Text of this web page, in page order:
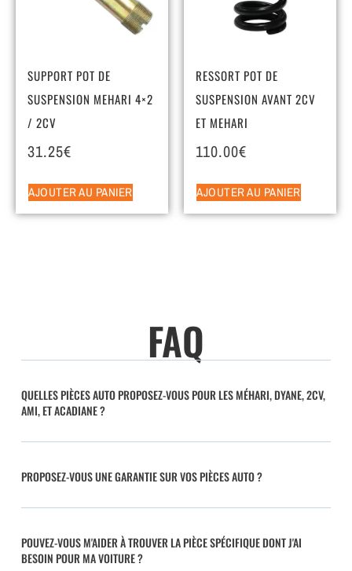
SUPPORT POT DE
SUSPENSION MEHARI 4×2
/ 2CV
31.25€
AJOUTER AU PANIER
RESSORT POT DE
SUSPENSION AVANT 2CV
ET MEHARI
110.00€
AJOUTER AU PANIER
FAQ
QUELLES PIÈCES AUTO PROPOSEZ-VOUS POUR LES MÉHARI, DYANE, 2CV,
AMI, ET ACADIANE ?
PROPOSEZ-VOUS UNE GARANTIE SUR VOS PIÈCES AUTO ?
POUVEZ-VOUS M'AIDER À TROUVER LA PIÈCE SPÉCIFIQUE DONT J'AI
BESOIN POUR MA VOITURE ?